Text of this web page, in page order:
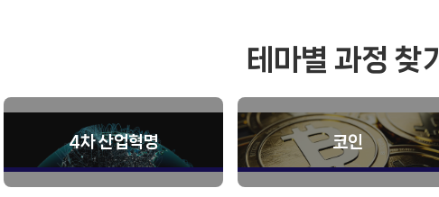
테마별 과정 찾기
4차 산업혁명 코인